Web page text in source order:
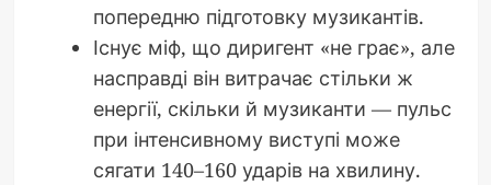
попередню підготовку музикантів.
Існує міф, що диригент «не грає», але
насправді він витрачає стільки ж
енергії, скільки й музиканти — пульс
при інтенсивному виступі може
сягати 140–160 ударів на хвилину.